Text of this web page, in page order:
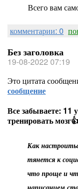
Всего вам
комментарии: 0
Без заголовка
19-08-2022 07:19
Это цитата
сообщение
Все забываете: 11
тренировать
Как
тянется к
что проще и